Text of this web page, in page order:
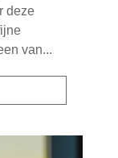
deze
van...